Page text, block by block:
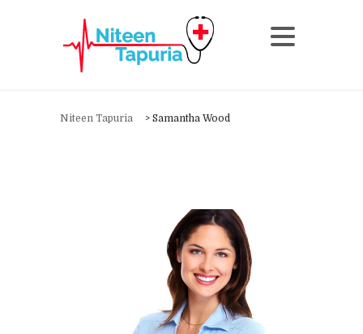
Niteen Tapuria > Samantha Wood